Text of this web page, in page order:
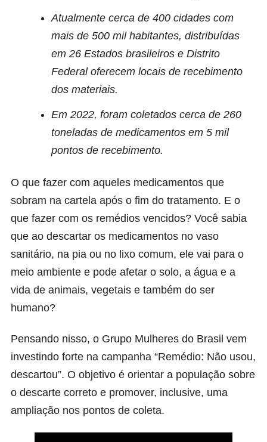
Atualmente cerca de 400 cidades com
mais de 500 mil habitantes, distribuídas
em 26 Estados brasileiros e Distrito
Federal oferecem locais de recebimento
dos materiais.
Em 2022, foram coletados cerca de 260
toneladas de medicamentos em 5 mil
pontos de recebimento.
O que fazer com aqueles medicamentos que
sobram na cartela após o fim do tratamento. E o
que fazer com os remédios vencidos? Você sabia
que ao descartar os medicamentos no vaso
sanitário, na pia ou no lixo comum, ele vai para o
meio ambiente e pode afetar o solo, a água e a
vida de animais, vegetais e também do ser
humano?
Pensando nisso, o Grupo Mulheres do Brasil vem
investindo forte na campanha “Remédio: Não usou,
descartou”. O objetivo é orientar a população sobre
o descarte correto e promover, inclusive, uma
ampliação nos pontos de coleta.